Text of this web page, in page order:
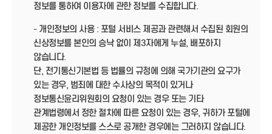
정보를 통하여 이용자에 관한 정보를 수집합니다.
- 개인정보의 사용 : 포털 서비스 제공과 관련해서 수집된 회원의
신상정보를 본인의 승낙 없이 제3자에게 누설, 배포하지
않습니다.
단, 전기통신기본법 등 법률의 규정에 의해 국가기관의 요구가
있는 경우, 범죄에 대한 수사상의 목적이 있거나
정보통신윤리위원회의 요청이 있는 경우 또는 기타
관계법령에서 정한 절차에 따른 요청이 있는 경우, 귀하가 포털에
제공한 개인정보를 스스로 공개한 경우에는 그러하지 않습니다.